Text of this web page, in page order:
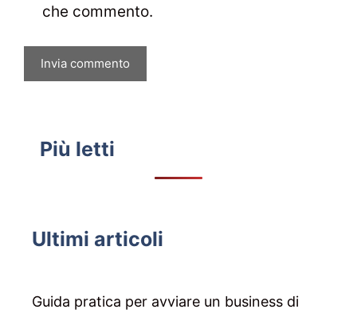
che commento.
Più letti
Ultimi articoli
Guida pratica per avviare un business di